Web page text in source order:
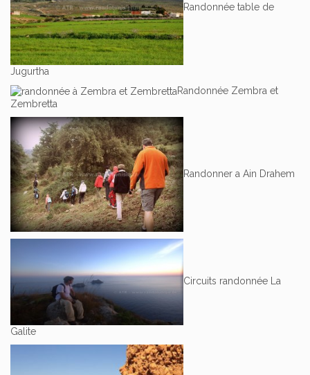
Randonnée table de
Jugurtha
Randonnée Zembra et
Zembretta
Randonner a Ain Drahem
Circuits randonnée La
Galite